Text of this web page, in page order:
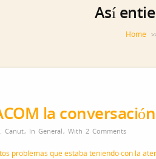
Así
Home
la conversación
Canut, In General, With 2 Comments
problemas que estaba teniendo con la